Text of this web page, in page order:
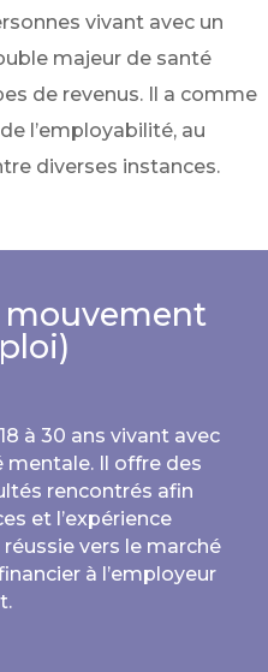
vivant avec un
majeur de santé
de revenus. Il a comme
l’employabilité, au
diverses instances.
mouvement
à 30 ans vivant avec
Il offre des
rencontrés afin
et l’expérience
vers le marché
à l’employeur